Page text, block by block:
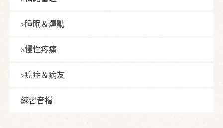
▹睡眠＆運動
▹慢性疼痛
▹癌症＆病友
練習⾳檔